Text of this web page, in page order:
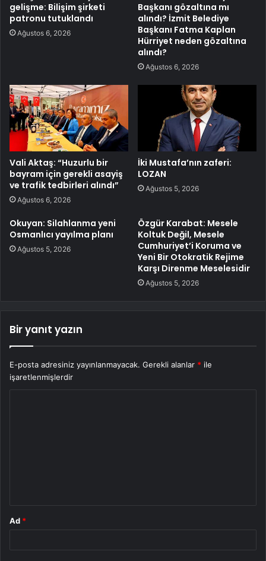
gelişme: Bilişim şirketi
patronu tutuklandı
Ağustos 6, 2026
Başkanı gözaltına mı
alındı? İzmit Belediye
Başkanı Fatma Kaplan
Hürriyet neden gözaltına
alındı?
Ağustos 6, 2026
Vali Aktaş: “Huzurlu bir
bayram için gerekli asayiş
ve trafik tedbirleri alındı”
Ağustos 6, 2026
İki Mustafa’nın zaferi:
LOZAN
Ağustos 5, 2026
Okuyan: Silahlanma yeni
Osmanlıcı yayılma planı
Ağustos 5, 2026
Özgür Karabat: Mesele
Koltuk Değil, Mesele
Cumhuriyet’i Koruma ve
Yeni Bir Otokratik Rejime
Karşı Direnme Meselesidir
Ağustos 5, 2026
Bir yanıt yazın
E-posta adresiniz yayınlanmayacak. Gerekli alanlar * ile
işaretlenmişlerdir
Ad *